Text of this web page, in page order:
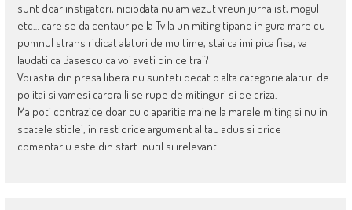
sunt doar instigatori, niciodata nu am vazut vreun jurnalist, mogul
etc… care se da centaur pe la Tv la un miting tipand in gura mare cu
pumnul strans ridicat alaturi de multime, stai ca imi pica fisa, va
laudati ca Basescu ca voi aveti din ce trai?
Voi astia din presa libera nu sunteti decat o alta categorie alaturi de
politai si vamesi carora li se rupe de mitinguri si de criza.
Ma poti contrazice doar cu o aparitie maine la marele miting si nu in
spatele sticlei, in rest orice argument al tau adus si orice
comentariu este din start inutil si irelevant.